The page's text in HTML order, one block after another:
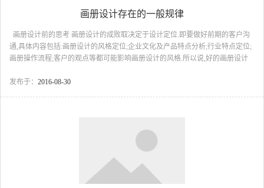
画册设计存在的一般规律
画册设计前的思考 画册设计的成败取决定于设计定位.即要做好前期的客户沟
通,具体内容包括:画册设计的风格定位;企业文化及产品特点分析;行业特点定位;
画册操作流程;客户的观点等都可能影响画册设计的风格.所以说,好的画册设计
企业画册设计 企业画册设计应该从企业自身的性质,文化,理念,地域等方面出发,
发布于： 2016-08-30